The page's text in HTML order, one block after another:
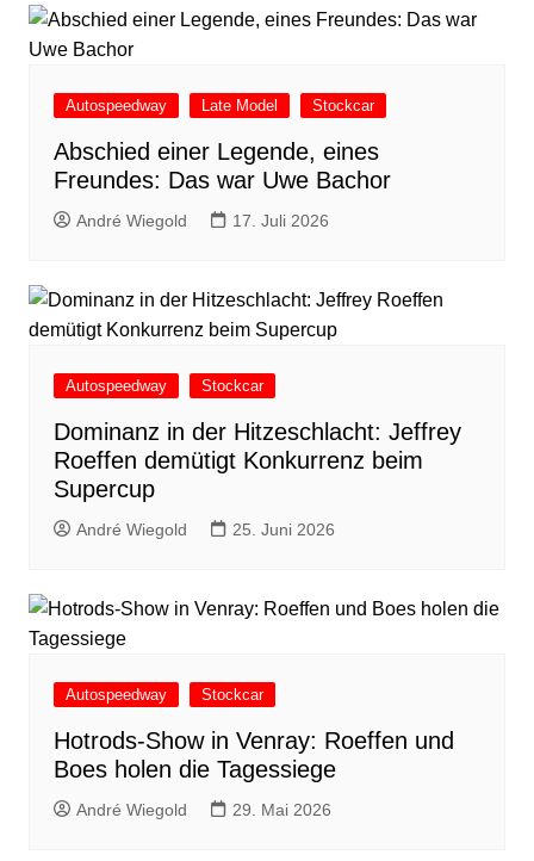
Autospeedway Late Model Stockcar
Abschied einer Legende, eines
Freundes: Das war Uwe Bachor
André Wiegold 17. Juli 2026
Autospeedway Stockcar
Dominanz in der Hitzeschlacht: Jeffrey
Roeffen demütigt Konkurrenz beim
Supercup
André Wiegold 25. Juni 2026
Autospeedway Stockcar
Hotrods-Show in Venray: Roeffen und
Boes holen die Tagessiege
André Wiegold 29. Mai 2026